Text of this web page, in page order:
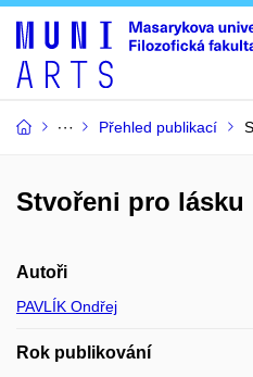
Přehled publikací
Stvořeni pro lásku
Autoři
PAVLÍK Ondřej
Rok publikování